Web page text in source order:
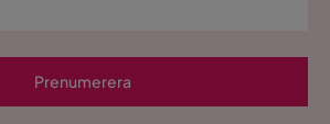
Prenumerera